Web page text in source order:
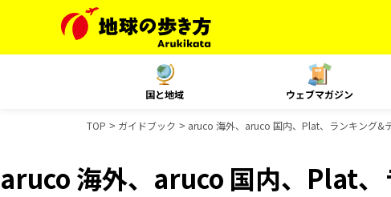
国と地域 ウェブマガジン
TOP ガイドブック aruco 海外、aruco 国内、Plat、ランキング&
aruco 海外、aruco 国内、Plat、